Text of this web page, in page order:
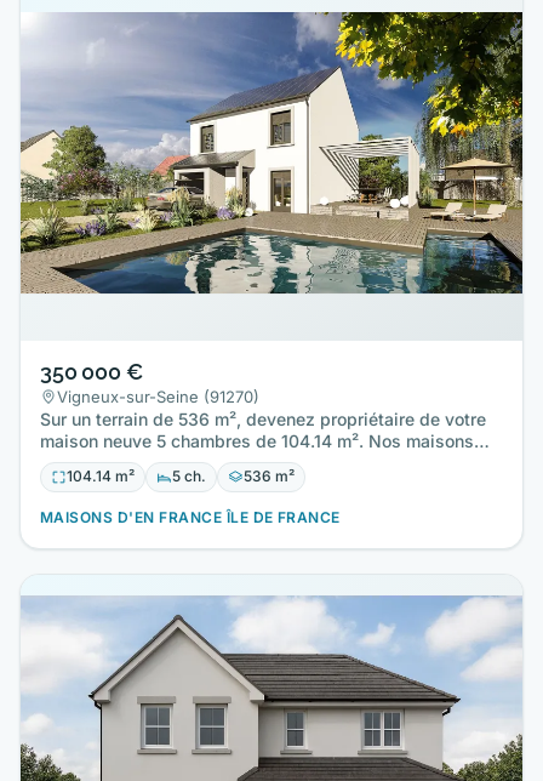
350 000 €
Vigneux-sur-Seine (91270)
Sur un terrain de 536 m², devenez propriétaire de votre
maison neuve 5 chambres de 104.14 m². Nos maisons
sont toutes…
104.14 m² 5 ch. 536 m²
MAISONS D'EN FRANCE ÎLE DE FRANCE